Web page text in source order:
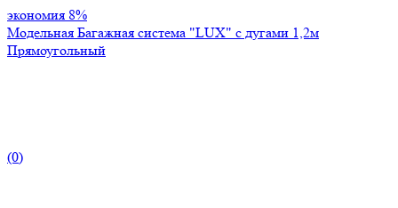
экономия 8%
Модельная Багажная система "LUX" с дугами 1,2м
Прямоугольный
(0)